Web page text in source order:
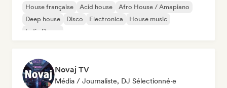
House française Acid house
Afro House / Amapiano
Deep house
Disco Electronica
House music
Indie Dance
Novaj TV
Média / Journaliste, DJ Sélectionné·e